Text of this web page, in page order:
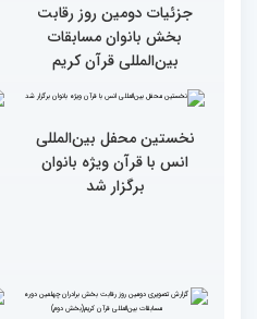
گزارش تصویری دومین روز
رقابت بخش برادران
بین‌المللی قرآن کریم(بخش
سوم)
بین‌المللی قرآن کریم